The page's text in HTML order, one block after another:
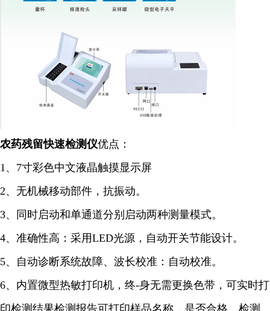
农药残留快速检测仪优点：
1、7寸彩色中文液晶触摸显示屏
2、无机械移动部件，抗振动。
3、同时启动和单通道分别启动两种测量模式。
4、准确性高：采用LED光源，自动开关节能设计。
5、自动诊断系统故障、波长校准：自动校准。
6、内置微型热敏打印机，终-身无需更换色带，可实时打
印检测结果检测报告可打印样品名称，是否合格，检测